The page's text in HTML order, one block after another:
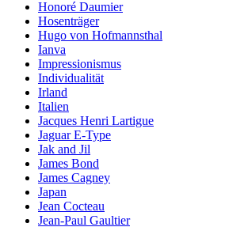
Honoré Daumier
Hosenträger
Hugo von Hofmannsthal
Ianva
Impressionismus
Individualität
Irland
Italien
Jacques Henri Lartigue
Jaguar E-Type
Jak and Jil
James Bond
James Cagney
Japan
Jean Cocteau
Jean-Paul Gaultier